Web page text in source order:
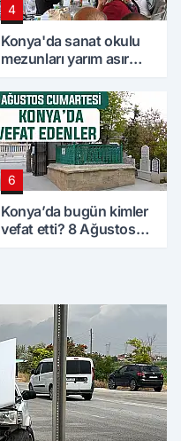
4
Konya'da sanat okulu
mezunları yarım asır
6
Konya’da bugün kimler
vefat etti? 8 Ağustos